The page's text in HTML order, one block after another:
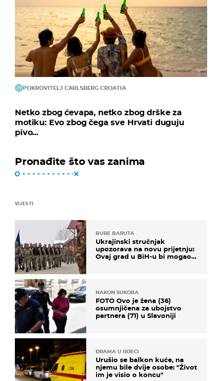
POKROVITELJ CARLSBERG CROATIA
Netko zbog ćevapa, netko zbog drške za
motiku: Evo zbog čega sve Hrvati duguju
pivo...
Pronađite što vas zanima
VIJESTI
BURE BARUTA
Ukrajinski stručnjak
upozorava na novu prijetnju:
Ovaj grad u BiH-u bi mogao
NAKON SUKOBA
FOTO Ovo je žena (36)
osumnjičena za ubojstvo
partnera (71) u Slavoniji
DRAMA U RIJECI
Urušio se balkon kuće, na
njemu bile dvije osobe: "Život
im je visio o koncu"